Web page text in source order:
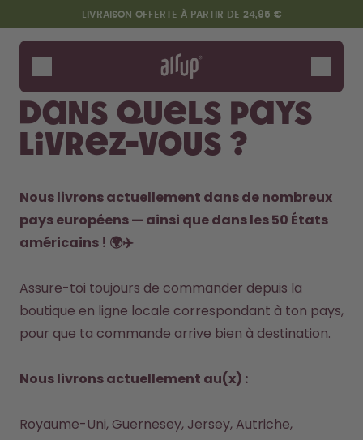
Aller au contenu principal
Déclaration d'accessibilitéLIVRAISON OFFERTE À PARTIR DE 24,95 €
Gourdes
Arômes
Accessoires
Starter Sets
Design Edition:
createdbygabe × air up®
Dis bonjour au "O"
Comment ça marche
Où acheter
Compare les gourdes
Dans quels pays
livrez-vous ?
Nous livrons actuellement dans de nombreux
pays européens — ainsi que dans les 50 États
américains ! 🌍✈️
Assure-toi toujours de commander depuis la
boutique en ligne locale correspondant à ton pays,
pour que ta commande arrive bien à destination.
Nous livrons actuellement au(x) :
Royaume-Uni, Guernesey, Jersey, Autriche,